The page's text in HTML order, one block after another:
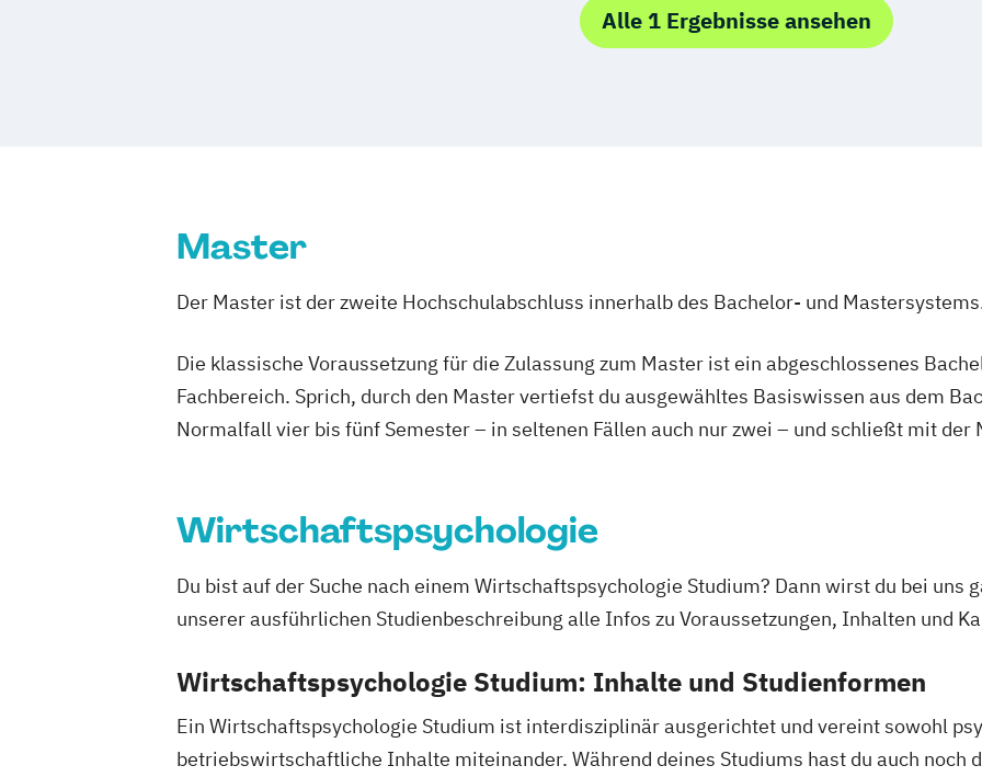
Alle 1 Ergebnisse ansehen
Master
Der Master ist der zweite Hochschulabschluss innerhalb des Bachelor- und
Die klassische Voraussetzung für die Zulassung zum Master ist ein abgeschlossenes
Fachbereich. Sprich, durch den Master vertiefst du ausgewähltes Basiswissen aus dem
Normalfall vier bis fünf Semester – in seltenen Fällen auch nur zwei – und schließt mit der
Wirtschaftspsychologie
Du bist auf der Suche nach einem Wirtschaftspsychologie Studium? Dann wirst du bei uns
unserer ausführlichen Studienbeschreibung alle Infos zu Voraussetzungen, Inhalten und
Wirtschaftspsychologie Studium: Inhalte und Studienformen
Ein Wirtschaftspsychologie Studium ist interdisziplinär ausgerichtet und vereint sowohl
betriebswirtschaftliche Inhalte miteinander. Während deines Studiums hast du auch noch